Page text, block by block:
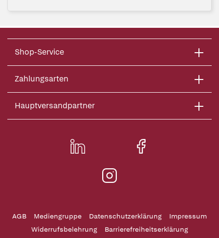
Shop-Service
Zahlungsarten
Hauptversandpartner
AGB Mediengruppe Datenschutzerklärung
Impressum
Widerrufsbelehrung
Barrierefreiheitserklärung